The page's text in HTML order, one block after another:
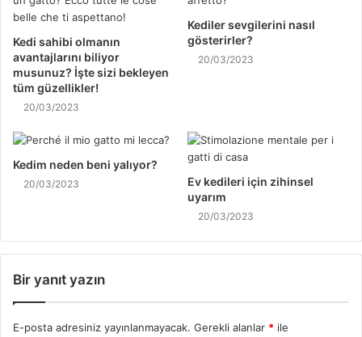
Kedi sahibi olmanın
avantajlarını biliyor
musunuz? İşte sizi bekleyen
tüm güzellikler!
20/03/2023
Kediler sevgilerini nasıl
gösterirler?
20/03/2023
Kedim neden beni yalıyor?
20/03/2023
Ev kedileri için zihinsel
uyarım
20/03/2023
Bir yanıt yazın
E-posta adresiniz yayınlanmayacak. Gerekli alanlar * ile